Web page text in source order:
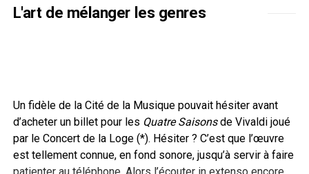
L'art de mélanger les genres
Un fidèle de la Cité de la Musique pouvait hésiter avant
d’acheter un billet pour les Quatre Saisonsde Vivaldi joué
par le Concert de la Loge (*). Hésiter ? C’est que l’œuvre
est tellement connue, en fond sonore, jusqu’à servir à faire
patienter au téléphone. Alors l’écouter in extenso encore